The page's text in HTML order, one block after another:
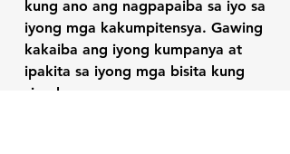
kung ano ang nagpapaiba sa iyo sa
iyong mga kakumpitensya. Gawing
kakaiba ang iyong kumpanya at
ipakita sa iyong mga bisita kung
sino ka.